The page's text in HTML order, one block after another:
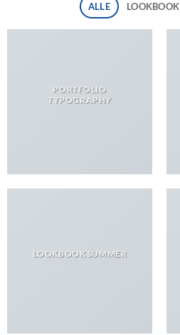
ALLE LOOKBOOK
PORTFOLIO
TYPOGRAPHY
LOOKBOOK SUMMER